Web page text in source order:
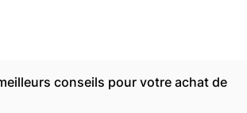
conseils pour votre achat de